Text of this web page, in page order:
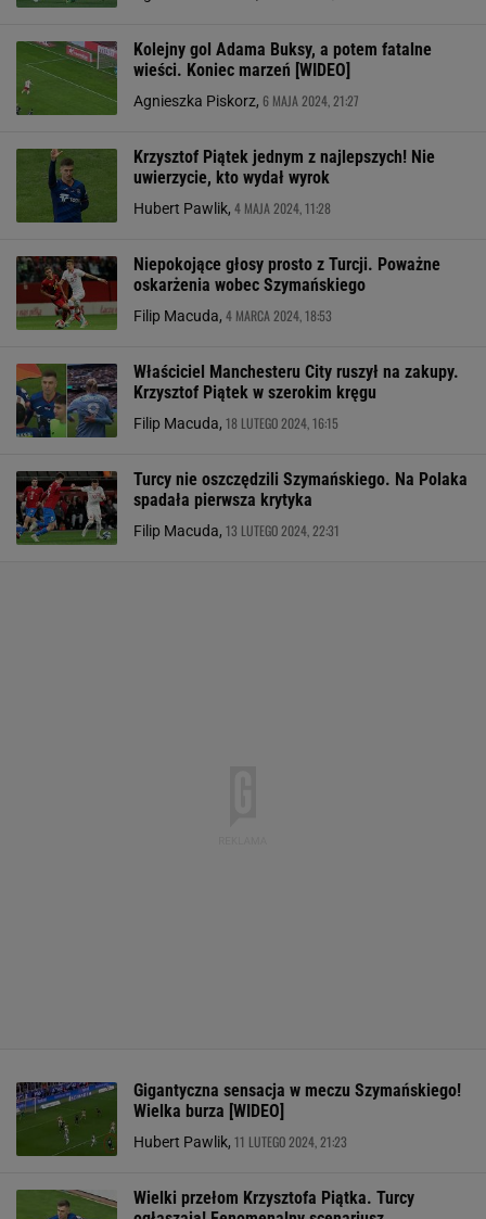
Kolejny gol Adama Buksy, a potem fatalne
wieści. Koniec marzeń [WIDEO]
Agnieszka Piskorz, 6 MAJA 2024, 21:27
Krzysztof Piątek jednym z najlepszych! Nie
uwierzycie, kto wydał wyrok
Hubert Pawlik, 4 MAJA 2024, 11:28
Niepokojące głosy prosto z Turcji. Poważne
oskarżenia wobec Szymańskiego
Filip Macuda, 4 MARCA 2024, 18:53
Właściciel Manchesteru City ruszył na zakupy.
Krzysztof Piątek w szerokim kręgu
Filip Macuda, 18 LUTEGO 2024, 16:15
Turcy nie oszczędzili Szymańskiego. Na Polaka
spadała pierwsza krytyka
Filip Macuda, 13 LUTEGO 2024, 22:31
Gigantyczna sensacja w meczu Szymańskiego!
Wielka burza [WIDEO]
Hubert Pawlik, 11 LUTEGO 2024, 21:23
Wielki przełom Krzysztofa Piątka. Turcy